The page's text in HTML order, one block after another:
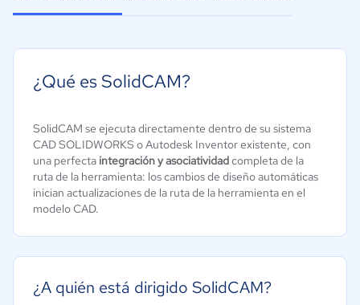
¿Qué es SolidCAM?
SolidCAM se ejecuta directamente dentro de su sistema
CAD SOLIDWORKS o Autodesk Inventor existente, con
una perfecta integración y asociatividadcompleta de la
ruta de la herramienta: los cambios de diseño automáticas
inician actualizaciones de la ruta de la herramienta en el
modelo CAD.
¿A quién está dirigido SolidCAM?